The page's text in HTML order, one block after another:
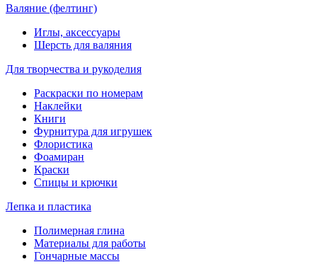
Валяние (фелтинг)
Иглы, аксессуары
Шерсть для валяния
Для творчества и рукоделия
Раскраски по номерам
Наклейки
Книги
Фурнитура для игрушек
Флористика
Фоамиран
Краски
Спицы и крючки
Лепка и пластика
Полимерная глина
Материалы для работы
Гончарные массы